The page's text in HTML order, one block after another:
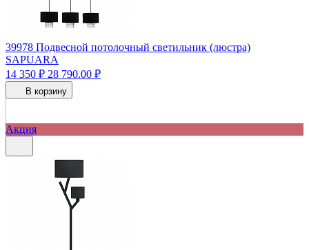
39978 Подвесной потолочный светильник (люстра)
SAPUARA
14 350 ₽ 28 790.00 ₽
В корзину
Акция